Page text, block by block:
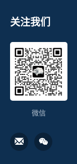
关注我们
微信